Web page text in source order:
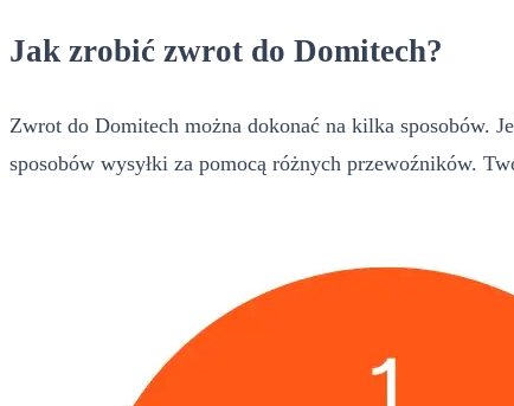
Jak zrobić zwrot do Domitech?
Zwrot do Domitech można dokonać na kilka sposobów.
sposobów wysyłki za pomocą różnych przewoźników.